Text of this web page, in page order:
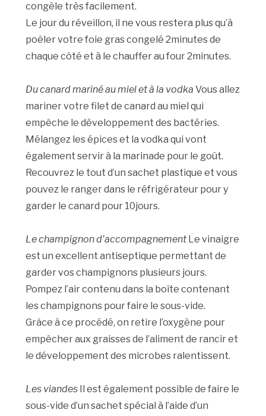
congèle très facilement.
Le jour du réveillon, il ne vous restera plus qu’à
poêler votre foie gras congelé 2minutes de
chaque côté et à le chauffer au four 2minutes.
Du canard mariné au miel et à la vodka Vous allez
mariner votre filet de canard au miel qui
empêche le développement des bactéries.
Mélangez les épices et la vodka qui vont
également servir à la marinade pour le goût.
Recouvrez le tout d’un sachet plastique et vous
pouvez le ranger dans le réfrigérateur pour y
garder le canard pour 10jours.
Le champignon d’accompagnementLe vinaigre
est un excellent antiseptique permettant de
garder vos champignons plusieurs jours.
Pompez l’air contenu dans la boîte contenant
les champignons pour faire le sous-vide.
Grâce à ce procédé, on retire l’oxygène pour
empêcher aux graisses de l’aliment de rancir et
le développement des microbes ralentissent.
Les viandes Il est également possible de faire le
sous-vide d’un sachet spécial à l’aide d’un